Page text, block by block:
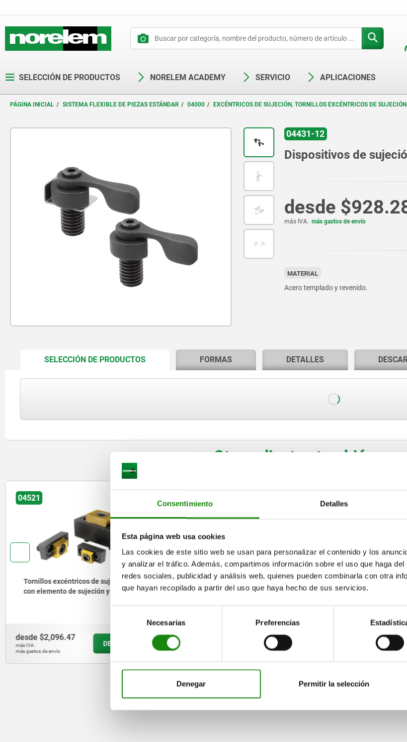
Consentimiento Detalles
Esta página web usa cookies
Las cookies de este sitio web se usan para personalizar el contenido y los
y analizar el tráfico. Además, compartimos información sobre el uso que haga
redes sociales, publicidad y análisis web, quienes pueden combinarla con otra
que hayan recopilado a partir del uso que haya hecho de sus servicios.
consentimiento
Necesarias Preferencias
Denegar Permitir la selección
SELECCIÓN DE PRODUCTOS NORELEM ACADEMY SERVICIO APLICACIONES
PÁGINA INICIAL SISTEMA FLEXIBLE DE PIEZAS ESTÁNDAR 04000 EXCÉNTRICOS DE SUJECIÓN, TORNILLOS EXCÉNTRICOS DE SUJECIÓN
04431-12
Dispositivos de
desde
más IVA. más gastos de envío
MATERIAL
Acero templado y revenido.
SELECCIÓN DE PRODUCTOSCURRENT
FORMAS DETALLES
Otros clientes también
04521
Tornillos excéntricos de sujeción
con elemento de sujeción y tope
desde $2,096.47
más IVA.
más gastos de envío
DETALLES
Garras de sujeción redondas
DETALLES
Garras de
$875.31
más gastos de envío